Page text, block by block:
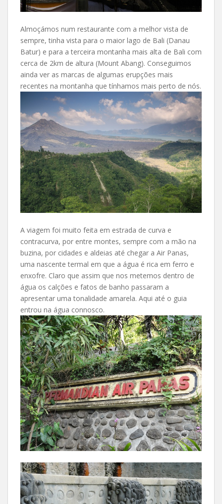
Almoçámos num restaurante com a melhor vista de
sempre, tinha vista para o maior lago de Bali (Danau
Batur) e para a terceira montanha mais alta de Bali com
cerca de 2km de altura (Mount Abang). Conseguimos
ainda ver as marcas de algumas erupções mais
recentes na montanha que tínhamos mais perto de nós.
A viagem foi muito feita em estrada de curva e
contracurva, por entre montes, sempre com a mão na
buzina, por cidades e aldeias até chegar a Air Panas,
uma nascente termal em que a água é rica em ferro e
enxofre. Claro que assim que nos metemos dentro de
água os calções e fatos de banho passaram a
apresentar uma tonalidade amarela. Aqui até o guia
entrou na água connosco.